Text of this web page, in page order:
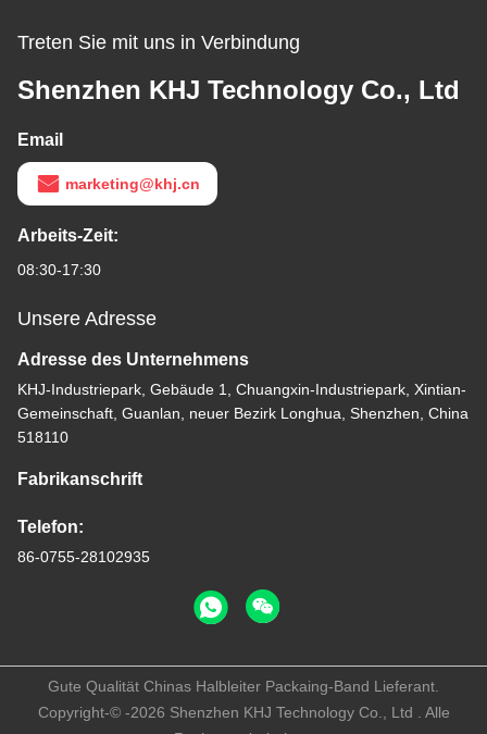
Treten Sie mit uns in Verbindung
Shenzhen KHJ Technology Co., Ltd
Email
marketing@khj.cn
Arbeits-Zeit:
08:30-17:30
Unsere Adresse
Adresse des Unternehmens
KHJ-Industriepark, Gebäude 1, Chuangxin-Industriepark, Xintian-
Gemeinschaft, Guanlan, neuer Bezirk Longhua, Shenzhen, China
518110
Fabrikanschrift
Telefon:
86-0755-28102935
Gute Qualität Chinas Halbleiter Packaing-Band Lieferant.
Copyright-© -2026 Shenzhen KHJ Technology Co., Ltd . Alle